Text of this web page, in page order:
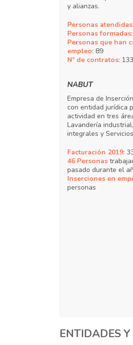
y alianzas.
Personas atendidas
Personas formadas
Personas que han
empleo: 89
Nº de contratos:
NABUT
Empresa de
con entidad jurídica
actividad en tres
Lavandería
integrales y
Facturación 2019:
46 Personas
pasado durante el
Inserciones en
personas
ENTIDADES